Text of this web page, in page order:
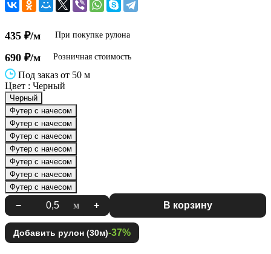
435 ₽/м При покупке рулона
690 ₽/м Розничная стоимость
Под заказ от 50 м
Цвет : Черный
Черный
Футер с начесом
Футер с начесом
Футер с начесом
Футер с начесом
Футер с начесом
Футер с начесом
Футер с начесом
− м + В корзину
Добавить рулон (30м)-37%